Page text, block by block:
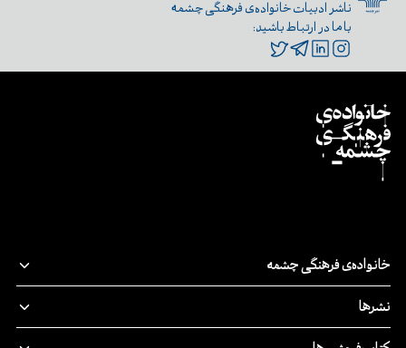
ناشر ادبیات خانواده‌ی فرهنگی چشمه
با ما در ارتباط باشید:
خانواده‌ی فرهنگی چشمه
نشرها